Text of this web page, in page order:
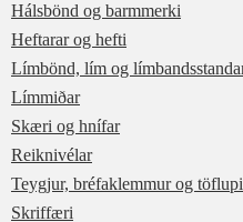
Hálsbönd og barmmerki
Heftarar og hefti
Límbönd, lím og
Límmiðar
Skæri og hnífar
Reiknivélar
Teygjur, bréfaklemmur og
Skriffæri